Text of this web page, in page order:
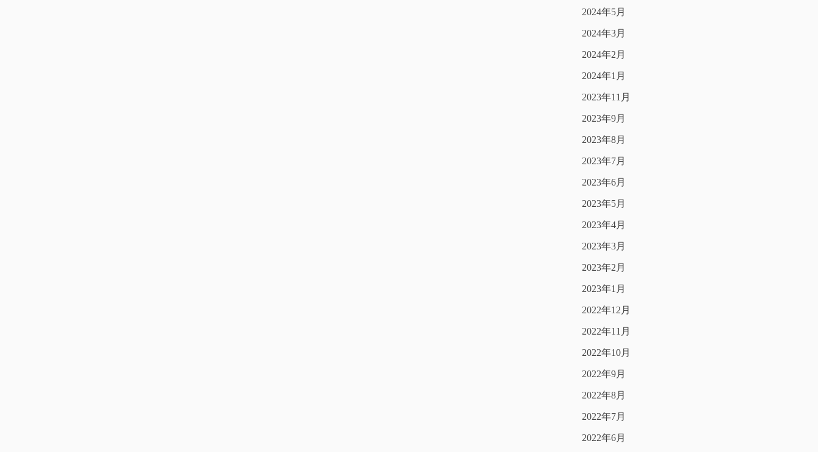
2024年5月
2024年3月
2024年2月
2024年1月
2023年11月
2023年9月
2023年8月
2023年7月
2023年6月
2023年5月
2023年4月
2023年3月
2023年2月
2023年1月
2022年12月
2022年11月
2022年10月
2022年9月
2022年8月
2022年7月
2022年6月